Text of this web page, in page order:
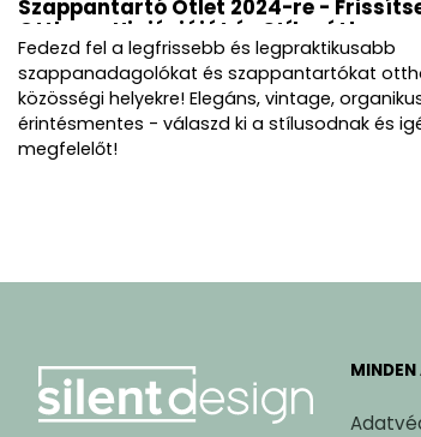
Szappantartó Ötlet 2024-re -
Otthona Higiéniáját és Stílusát!
Fedezd fel a legfrissebb és legpraktikusabb
szappanadagolókat és szappantartókat
közösségi helyekre! Elegáns, vintage,
érintésmentes - válaszd ki a stílusodnak és
megfelelőt!
MINDEN